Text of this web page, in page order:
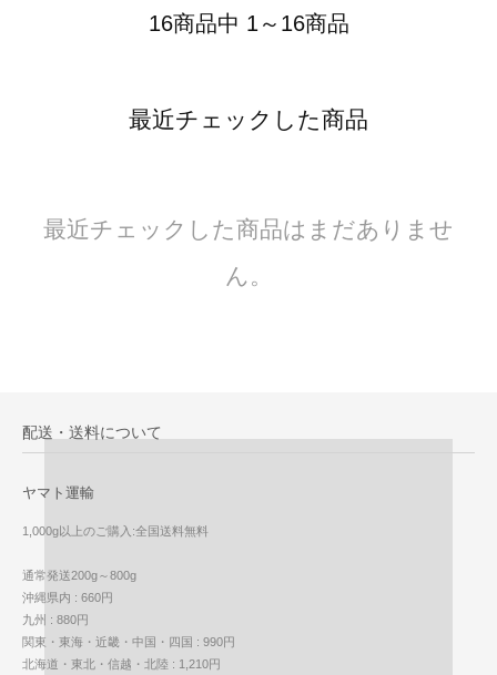
16商品中 1～16商品
最近チェックした商品
最近チェックした商品はまだありませ
ん。
配送・送料について
ヤマト運輸
1,000g以上のご購入:全国送料無料
通常発送200g～800g
沖縄県内 : 660円
九州 : 880円
関東・東海・近畿・中国・四国 : 990円
北海道・東北・信越・北陸 : 1,210円